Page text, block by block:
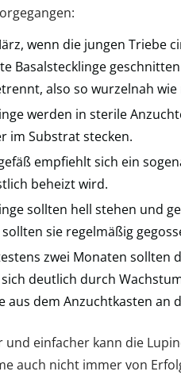
wenn die jungen Triebe
Basalstecklinge
also so wurzelnah wie
werden in sterile
im Substrat stecken.
empfiehlt sich ein
beheizt wird.
sollten hell stehen und
sie regelmäßig
zwei Monaten sollten
sich deutlich durch
aus dem Anzuchtkasten
und einfacher kann die
auch nicht immer von